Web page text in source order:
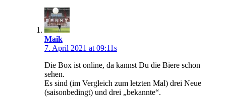
Maik
7. April 2021 at 09:11s
Die Box ist online, da kannst Du die Biere schon
sehen.
Es sind (im Vergleich zum letzten Mal) drei Neue
(saisonbedingt) und drei „bekannte“.